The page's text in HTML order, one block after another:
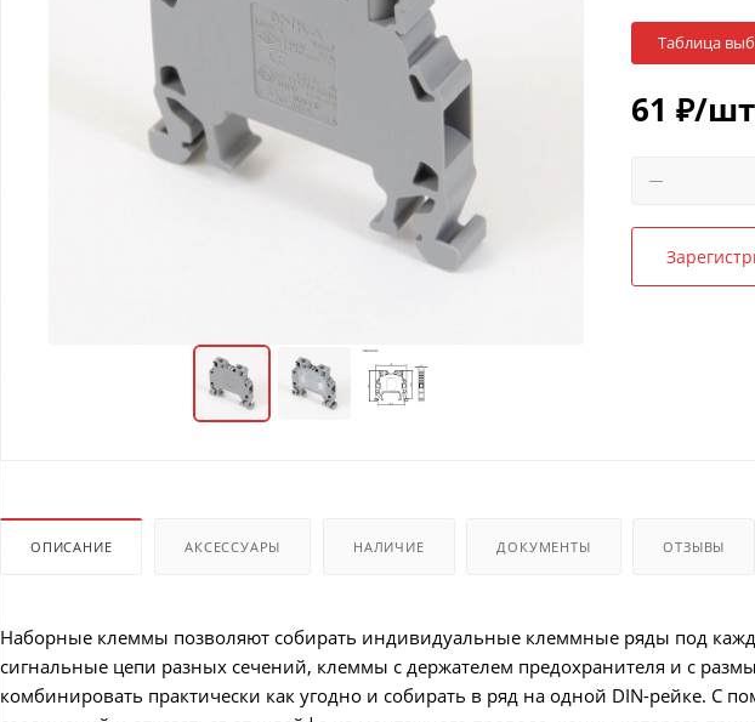
Таблица
61 ₽/шт
ОПИСАНИЕ АКСЕССУАРЫ НАЛИЧИЕ ДОКУМЕНТЫ ОТЗЫВЫ
Наборные клеммы позволяют собирать индивидуальные клеммные ряды под
сигнальные цепи разных сечений, клеммы с держателем предохранителя и с
комбинировать практически как угодно и собирать в ряд на одной DIN-рейке.